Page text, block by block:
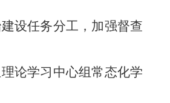
设任务分工，加强督查
理论学习中心组常态化学